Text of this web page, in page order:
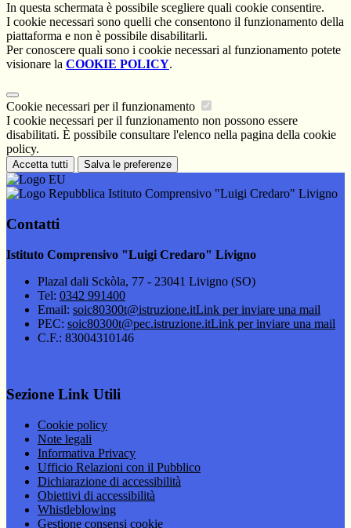
In questa schermata è possibile scegliere quali cookie consentire.
I cookie necessari sono quelli che consentono il funzionamento della
piattaforma e non è possibile disabilitarli.
Per conoscere quali sono i cookie necessari al funzionamento potete
visionare la COOKIE POLICY.
Cookie necessari per il funzionamento
I cookie necessari per il funzionamento non possono essere
disabilitati. È possibile consultare l'elenco nella pagina della cookie
policy.
Accetta tutti Salva le preferenze
Istituto Comprensivo "Luigi Credaro" Livigno
Contatti
Istituto Comprensivo "Luigi Credaro" Livigno
Plazal dali Sckòla, 77 - 23041 Livigno (SO)
Tel: 0342 991400
Email: soic80300t@istruzione.itLink per inviare una mail
PEC: soic80300t@pec.istruzione.itLink per inviare una mail
C.F.: 83004310146
Sezione Link Utili
Cookie policy
Note legali
Informativa Privacy
Ufficio Relazioni con il Pubblico
Dichiarazione di accessibilità
Obiettivi di accessibilità
Whistleblowing
Gestione consensi cookie